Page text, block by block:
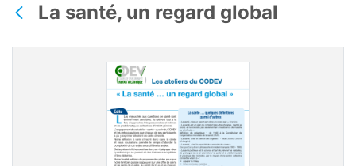
La santé, un regard global